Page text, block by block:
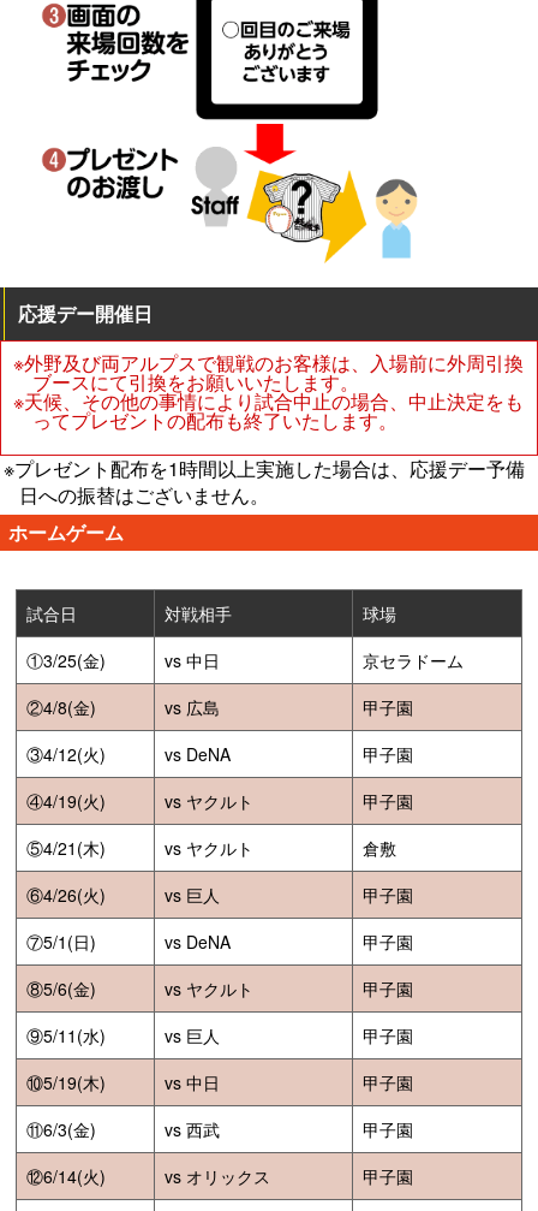
応援デー開催日
※外野及び両アルプスで観戦のお客様は、入場前に外周引換
ブースにて引換をお願いいたします。
※天候、その他の事情により試合中止の場合、中止決定をも
ってプレゼントの配布も終了いたします。
※プレゼント配布を1時間以上実施した場合は、応援デー予備
日への振替はございません。
ホームゲーム
試合日 対戦相手
球場
①3/25(金)
vs 中日
京セラドーム
②4/8(金)
vs 広島
甲子園
③4/12(火)
vs DeNA
甲子園
④4/19(火)
vs ヤクルト
甲子園
⑤4/21(木)
vs ヤクルト
倉敷
⑥4/26(火)
vs 巨人
甲子園
⑦5/1(日)
vs DeNA
甲子園
⑧5/6(金)
vs ヤクルト
甲子園
⑨5/11(水)
vs 巨人
甲子園
⑩5/19(木)
vs 中日
甲子園
⑪6/3(金)
vs 西武
甲子園
⑫6/14(火)
vs オリックス 甲子園